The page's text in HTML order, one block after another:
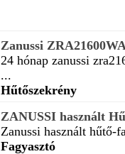
Zanussi
24 hónap zanussi
...
Hűtőszekrény
ZANUSSI használt
Zanussi használt hűtő-
Fagyasztó